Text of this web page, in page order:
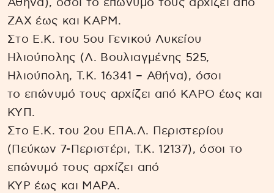
Αθήνα), όσοι το επώνυμό τους αρχίζει από
ΖΑΧ έως και ΚΑΡΜ.
Στο Ε.Κ. του 5ου Γενικού Λυκείου
Ηλιούπολης (Λ. Βουλιαγμένης 525,
Ηλιούπολη, Τ.Κ. 16341 – Αθήνα), όσοι
το επώνυμό τους αρχίζει από ΚΑΡΟ έως και
ΚΥΠ.
Στο Ε.Κ. του 2ου ΕΠΑ.Λ. Περιστερίου
(Πεύκων 7-Περιστέρι, Τ.Κ. 12137), όσοι το
επώνυμό τους αρχίζει από
ΚΥΡ έως και ΜΑΡΑ.